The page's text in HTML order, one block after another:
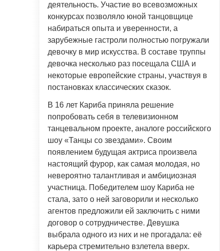
деятельность. Участие во всевозможных
конкурсах позволяло юной танцовщице
набираться опыта и уверенности, а
зарубежные гастроли полностью погружали
девочку в мир искусства. В составе труппы
девочка несколько раз посещала США и
некоторые европейские страны, участвуя в
постановках классических сказок.
В 16 лет Кариба приняла решение
попробовать себя в телевизионном
танцевальном проекте, аналоге российского
шоу «Танцы со звездами». Своим
появлением будущая актриса произвела
настоящий фурор, как самая молодая, но
невероятно талантливая и амбициозная
участница. Победителем шоу Кариба не
стала, зато о ней заговорили и несколько
агентов предложили ей заключить с ними
договор о сотрудничестве. Девушка
выбрала одного из них и не прогадала: её
карьера стремительно взлетела вверх.